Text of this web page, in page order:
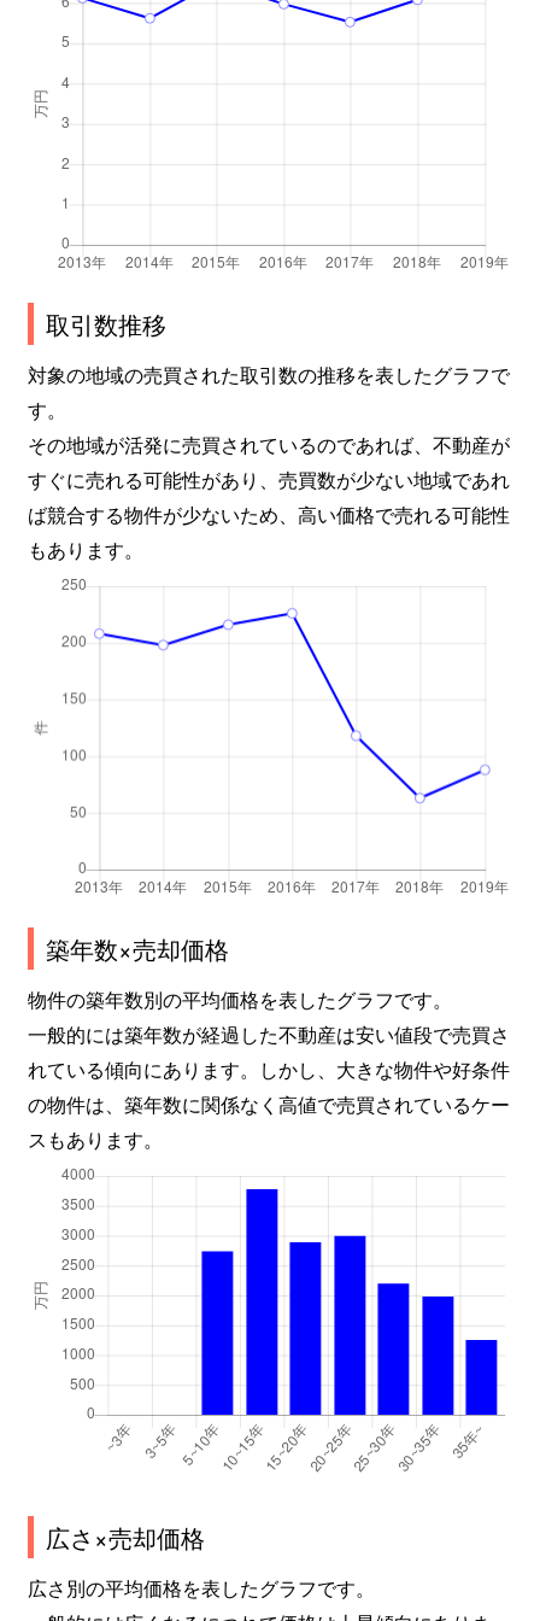
取引数推移
対象の地域の売買された取引数の推移を表したグラフで
す。
その地域が活発に売買されているのであれば、不動産が
すぐに売れる可能性があり、売買数が少ない地域であれ
ば競合する物件が少ないため、高い価格で売れる可能性
もあります。
築年数×売却価格
物件の築年数別の平均価格を表したグラフです。
一般的には築年数が経過した不動産は安い値段で売買さ
れている傾向にあります。しかし、大きな物件や好条件
の物件は、築年数に関係なく高値で売買されているケー
スもあります。
広さ×売却価格
広さ別の平均価格を表したグラフです。